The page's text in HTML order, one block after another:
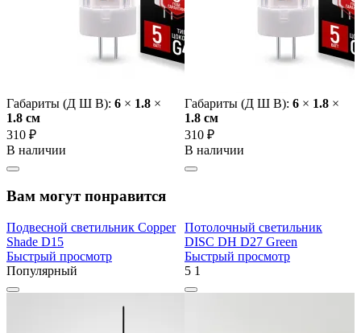
Габариты (Д Ш В): 6 × 1.8 ×
1.8 cм
310 ₽
В наличии
Габариты (Д Ш В): 6 × 1.8 ×
1.8 cм
310 ₽
В наличии
Вам могут понравится
Подвесной светильник Copper
Shade D15
Быстрый просмотр
Популярный
Потолочный светильник
DISC DH D27 Green
Быстрый просмотр
5 1